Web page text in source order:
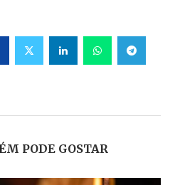
PODE GOSTAR